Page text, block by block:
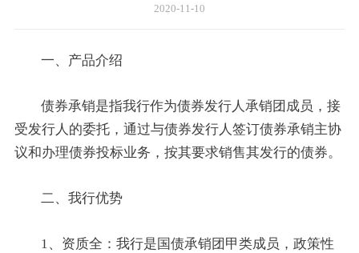
2020-11-10
一、产品介绍
债券承销是指我行作为债券发行人承销团成员，接
受发行人的委托，通过与债券发行人签订债券承销主协
议和办理债券投标业务，按其要求销售其发行的债券。
二、我行优势
1、资质全：我行是国债承销团甲类成员，政策性